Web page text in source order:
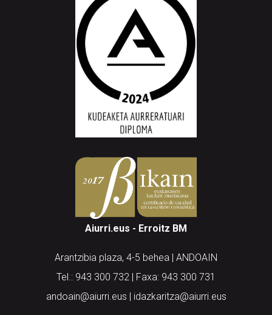
Aiurri.eus - Erroitz BM
Arantzibia plaza, 4-5 behea | ANDOAIN
Tel.: 943 300 732 | Faxa: 943 300 731
andoain@aiurri.eus | idazkaritza@aiurri.eus